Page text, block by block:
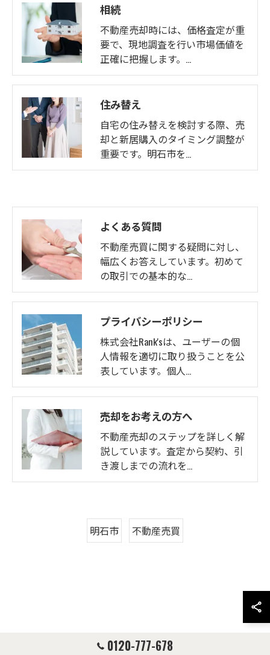
相続
不動産売却時には、価格査定が重
要で、現地調査を行い市場価値を
正確に把握します。…
住み替え
自宅の住み替えを検討する際、売
却と新居購入のタイミング調整が
重要です。明石市を…
よくある質問
不動産売買に関する疑問に対し、
幅広くお答えしています。初めて
の取引での基本的な…
プライバシーポリシー
株式会社Rank'sは、ユーザーの個
人情報を適切に取り扱うことを公
表しています。個人…
売却をお考えの方へ
不動産売却のステップを詳しく解
説しています。査定から契約、引
き渡しまでの流れを…
明石市 不動産売買
0120-777-678